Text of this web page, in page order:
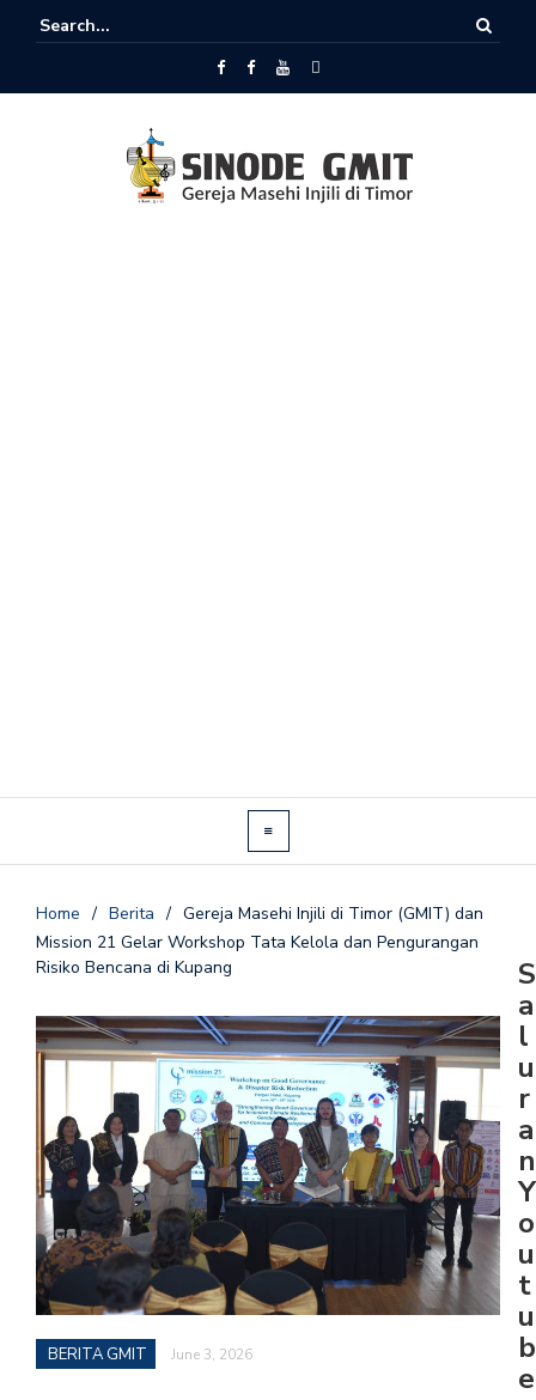
Home / Berita / Gereja Masehi Injili di Timor (GMIT) dan
Mission 21 Gelar Workshop Tata Kelola dan Pengurangan
Risiko Bencana di Kupang
BERITA GMIT June 3, 2026
S
a
l
u
r
a
n
Y
o
u
t
u
b
e